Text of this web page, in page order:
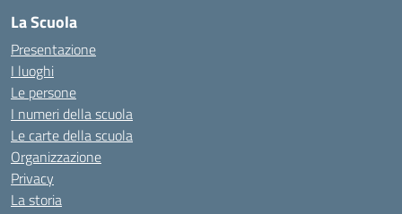
La Scuola
Presentazione
I luoghi
Le persone
I numeri della scuola
Le carte della scuola
Organizzazione
Privacy
La storia